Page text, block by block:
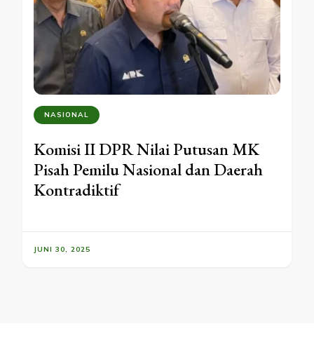
NASIONAL
Komisi II DPR Nilai Putusan MK
Pisah Pemilu Nasional dan Daerah
Kontradiktif
JUNI 30, 2025